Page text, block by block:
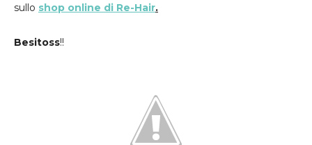
sullo shop online di Re-Hair.
Besitoss!!